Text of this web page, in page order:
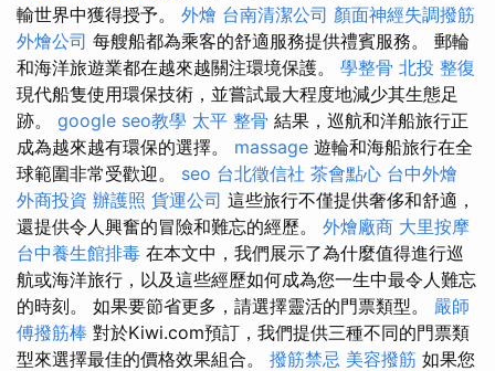
輸世界中獲得授予。 外燴 台南清潔公司 顏面神經失調撥筋
外燴公司 每艘船都為乘客的舒適服務提供禮賓服務。 郵輪
和海洋旅遊業都在越來越關注環境保護。 學整骨 北投 整復
現代船隻使用環保技術，並嘗試最大程度地減少其生態足
跡。 google seo教學 太平 整骨 結果，巡航和洋船旅行正
成為越來越有環保的選擇。 massage 遊輪和海船旅行在全
球範圍非常受歡迎。 seo 台北徵信社 茶會點心 台中外燴
外商投資 辦護照 貨運公司 這些旅行不僅提供奢侈和舒適，
還提供令人興奮的冒險和難忘的經歷。 外燴廠商 大里按摩
台中養生館排毒 在本文中，我們展示了為什麼值得進行巡
航或海洋旅行，以及這些經歷如何成為您一生中最令人難忘
的時刻。 如果要節省更多，請選擇靈活的門票類型。 嚴師
傅撥筋棒 對於Kiwi.com預訂，我們提供三種不同的門票類
型來選擇最佳的價格效果組合。 撥筋禁忌 美容撥筋 如果您